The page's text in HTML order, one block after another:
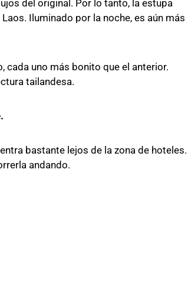
del original. Por lo tanto, la estupa
Iluminado por la noche, es aún más
cada uno más bonito que el anterior.
tailandesa.
bastante lejos de la zona de hoteles.
andando.